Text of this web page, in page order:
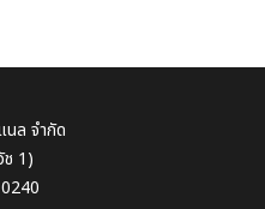
นล จำกัด
1)